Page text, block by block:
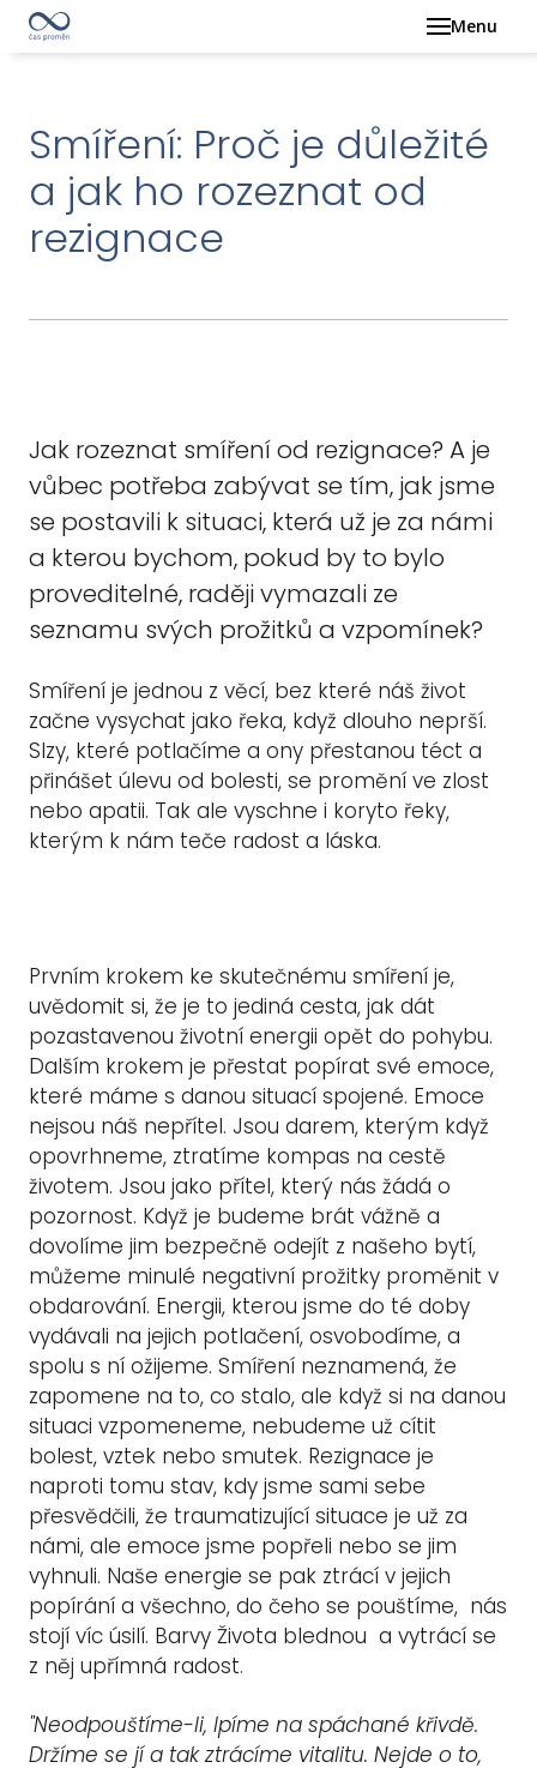
Menu
Smíření: Proč je důležité
a jak ho rozeznat od
rezignace
Jak rozeznat smíření od rezignace? A je
vůbec potřeba zabývat se tím, jak jsme
se postavili k situaci, která už je za námi
a kterou bychom, pokud by to bylo
proveditelné, raději vymazali ze
seznamu svých prožitků a vzpomínek?
Smíření je jednou z věcí, bez které náš život
začne vysychat jako řeka, když dlouho neprší.
Slzy, které potlačíme a ony přestanou téct a
přinášet úlevu od bolesti, se promění ve zlost
nebo apatii. Tak ale vyschne i koryto řeky,
kterým k nám teče radost a láska.
Prvním krokem ke skutečnému smíření je,
uvědomit si, že je to jediná cesta, jak dát
pozastavenou životní energii opět do pohybu.
Dalším krokem je přestat popírat své emoce,
které máme s danou situací spojené. Emoce
nejsou náš nepřítel. Jsou darem, kterým když
opovrhneme, ztratíme kompas na cestě
životem. Jsou jako přítel, který nás žádá o
pozornost. Když je budeme brát vážně a
dovolíme jim bezpečně odejít z našeho bytí,
můžeme minulé negativní prožitky proměnit v
obdarování. Energii, kterou jsme do té doby
vydávali na jejich potlačení, osvobodíme, a
spolu s ní ožijeme. Smíření neznamená, že
zapomene na to, co stalo, ale když si na danou
situaci vzpomeneme, nebudeme už cítit
bolest, vztek nebo smutek. Rezignace je
naproti tomu stav, kdy jsme sami sebe
přesvědčili, že traumatizující situace je už za
námi, ale emoce jsme popřeli nebo se jim
vyhnuli. Naše energie se pak ztrácí v jejich
popírání a všechno, do čeho se pouštíme, nás
stojí víc úsilí. Barvy Života blednou a vytrácí se
z něj upřímná radost.
"Neodpouštíme-li, lpíme na spáchané křivdě.
Držíme se jí a tak ztrácíme vitalitu. Nejde o to,